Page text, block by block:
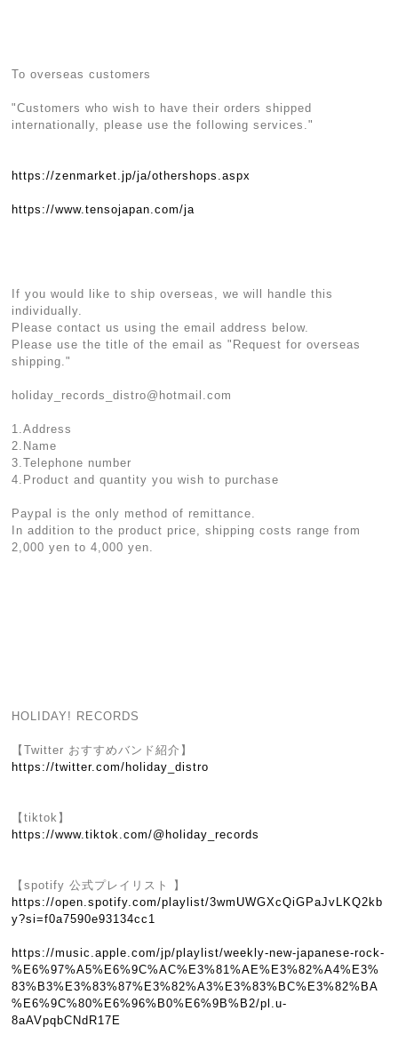
To overseas customers
"Customers who wish to have their orders shipped
internationally, please use the following services."
https://zenmarket.jp/ja/othershops.aspx
https://www.tensojapan.com/ja
If you would like to ship overseas, we will handle this
individually.
Please contact us using the email address below.
Please use the title of the email as "Request for overseas
shipping."
holiday_records_distro@hotmail.com
1.Address
2.Name
3.Telephone number
4.Product and quantity you wish to purchase
Paypal is the only method of remittance.
In addition to the product price, shipping costs range from
2,000 yen to 4,000 yen.
HOLIDAY! RECORDS
【Twitter おすすめバンド紹介】
https://twitter.com/holiday_distro
【tiktok】
https://www.tiktok.com/@holiday_records
【spotify 公式プレイリスト 】
https://open.spotify.com/playlist/3wmUWGXcQiGPaJvLKQ2kb
y?si=f0a7590e93134cc1
https://music.apple.com/jp/playlist/weekly-new-japanese-rock-
%E6%97%A5%E6%9C%AC%E3%81%AE%E3%82%A4%E3%
83%B3%E3%83%87%E3%82%A3%E3%83%BC%E3%82%BA
%E6%9C%80%E6%96%B0%E6%9B%B2/pl.u-
8aAVpqbCNdR17E